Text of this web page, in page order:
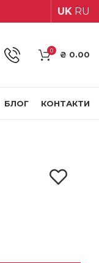
UK RU
0 ₴ 0.00
БЛОГ КОНТАКТИ